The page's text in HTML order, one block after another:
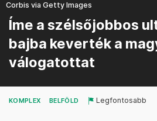
Corbis via Getty Images
Íme a szélsőjobbos
bajba keverték a
válogatottat
KOMPLEX BELFÖLD Legfontosabb